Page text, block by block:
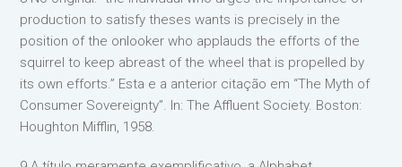
production to satisfy theses wants is precisely in the
position of the onlooker who applauds the efforts of the
squirrel to keep abreast of the wheel that is propelled by
its own efforts.” Esta e a anterior citação em “The Myth of
Consumer Sovereignty”. In: The Affluent Society. Boston:
Houghton Mifflin, 1958.